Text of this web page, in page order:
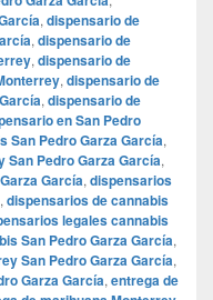
, dispensario de
, dispensario de
, dispensario de
, dispensario de
, dispensario de
en San Pedro
San Pedro Garza García,
Pedro Garza García,
García, dispensarios
, dispensarios de cannabis
legales cannabis
San Pedro Garza García,
San Pedro Garza García,
Garza García, entrega de